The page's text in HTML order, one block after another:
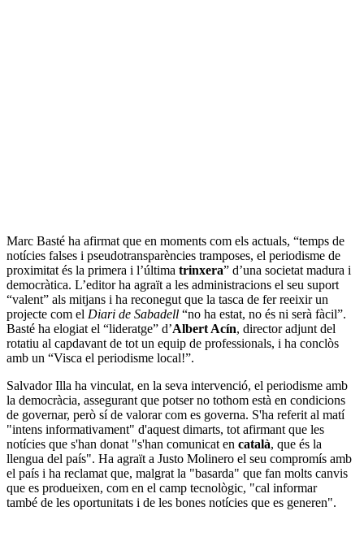
Marc Basté ha afirmat que en moments com els actuals, “temps de
notícies falses i pseudotransparències tramposes, el periodisme de
proximitat és la primera i l’última trinxera” d’una societat madura i
democràtica. L’editor ha agraït a les administracions el seu suport
“valent” als mitjans i ha reconegut que la tasca de fer reeixir un
projecte com el Diari de Sabadell “no ha estat, no és ni serà fàcil”.
Basté ha elogiat el “lideratge” d’Albert Acín, director adjunt del
rotatiu al capdavant de tot un equip de professionals, i ha conclòs
amb un “Visca el periodisme local!”.
Salvador Illa ha vinculat, en la seva intervenció, el periodisme amb
la democràcia, assegurant que potser no tothom està en condicions
de governar, però sí de valorar com es governa. S'ha referit al matí
"intens informativament" d'aquest dimarts, tot afirmant que les
notícies que s'han donat "s'han comunicat en català, que és la
llengua del país". Ha agraït a Justo Molinero el seu compromís amb
el país i ha reclamat que, malgrat la "basarda" que fan molts canvis
que es produeixen, com en el camp tecnològic, "cal informar
també de les oportunitats i de les bones notícies que es generen".